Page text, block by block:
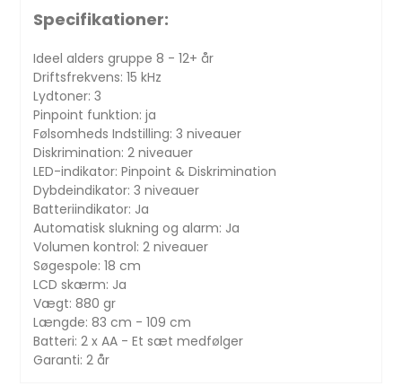
Specifikationer:
Ideel alders gruppe 8 - 12+ år
Driftsfrekvens: 15 kHz
Lydtoner: 3
Pinpoint funktion: ja
Følsomheds Indstilling: 3 niveauer
Diskrimination: 2 niveauer
LED-indikator: Pinpoint & Diskrimination
Dybdeindikator: 3 niveauer
Batteriindikator: Ja
Automatisk slukning og alarm: Ja
Volumen kontrol: 2 niveauer
Søgespole: 18 cm
LCD skærm: Ja
Vægt: 880 gr
Længde: 83 cm - 109 cm
Batteri: 2 x AA - Et sæt medfølger
Garanti: 2 år